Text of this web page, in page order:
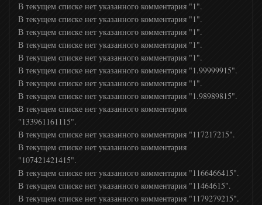
Кухня ТВ
Охота и рыбалка
365 дней
Travel and Adventure
Авто Плюс
В текущем списке нет указанного комментария "1".
В текущем списке нет указанного комментария "1".
В текущем списке нет указанного комментария "1".
В текущем списке нет указанного комментария "1".
В текущем списке нет указанного комментария "1".
В текущем списке нет указанного комментария "1.99999915".
В текущем списке нет указанного комментария "1".
В текущем списке нет указанного комментария "1.98989815".
В текущем списке нет указанного комментария
"133961161115".
В текущем списке нет указанного комментария "117217215".
В текущем списке нет указанного комментария
"107421421415".
В текущем списке нет указанного комментария "1166466415".
В текущем списке нет указанного комментария "11464615".
В текущем списке нет указанного комментария "1179279215".